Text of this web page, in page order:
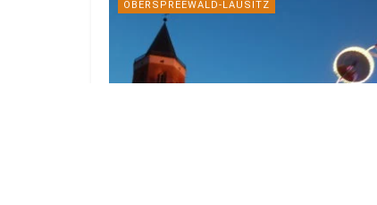
OBERSPREEWALD-LAUSITZ